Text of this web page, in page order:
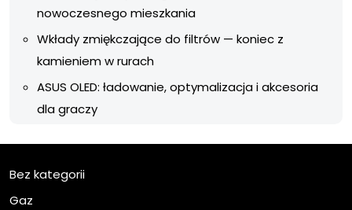
nowoczesnego mieszkania
Wkłady zmiękczające do filtrów — koniec z
kamieniem w rurach
ASUS OLED: ładowanie, optymalizacja i akcesoria
dla graczy
Bez kategorii
Gaz